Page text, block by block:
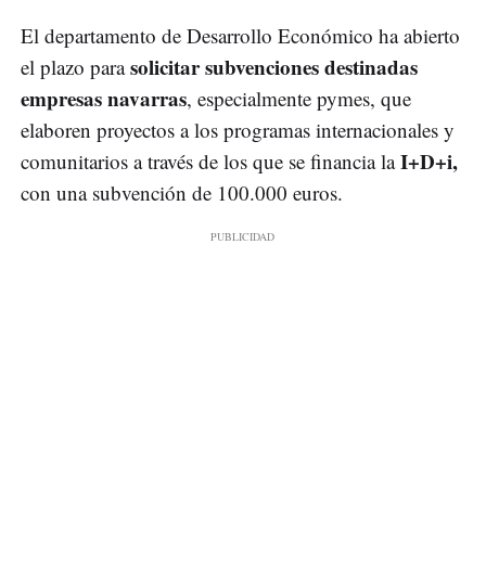
El departamento de Desarrollo Económico ha abierto
el plazo parasolicitar subvenciones destinadas
empresas navarras, especialmente pymes, que
elaboren proyectos a los programas internacionales y
comunitarios a través de los que se financia laI+D+i,
con una subvención de 100.000 euros.